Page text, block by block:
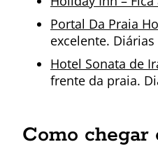
Portal Da Praia
excelente. Diárias
Hotel Sonata de
frente da praia.
Como chegar